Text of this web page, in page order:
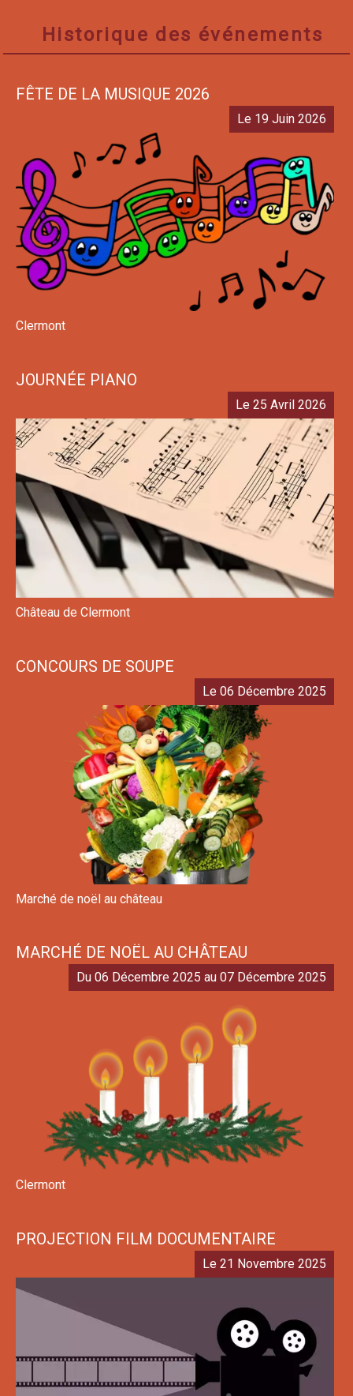
Historique des événements
FÊTE DE LA MUSIQUE 2026
Le 19 Juin 2026
Clermont
JOURNÉE PIANO
Le 25 Avril 2026
Château de Clermont
CONCOURS DE SOUPE
Le 06 Décembre 2025
Marché de noël au château
MARCHÉ DE NOËL AU CHÂTEAU
Du 06 Décembre 2025 au 07 Décembre 2025
Clermont
PROJECTION FILM DOCUMENTAIRE
Le 21 Novembre 2025